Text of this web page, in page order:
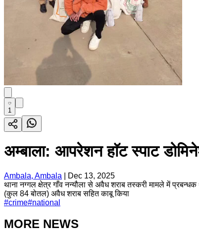
1
अम्बाला: आपरेशन हाॅट स्पाट
Ambala, Ambala
Dec 13, 2025
थाना नग्गल क्षेत्र गाँव नन्यौला से अवैध शराब तस्करी मामले में
(कुल 84 बोतल) अवैध शराब सहित काबू किया
#crime#national
MORE NEWS